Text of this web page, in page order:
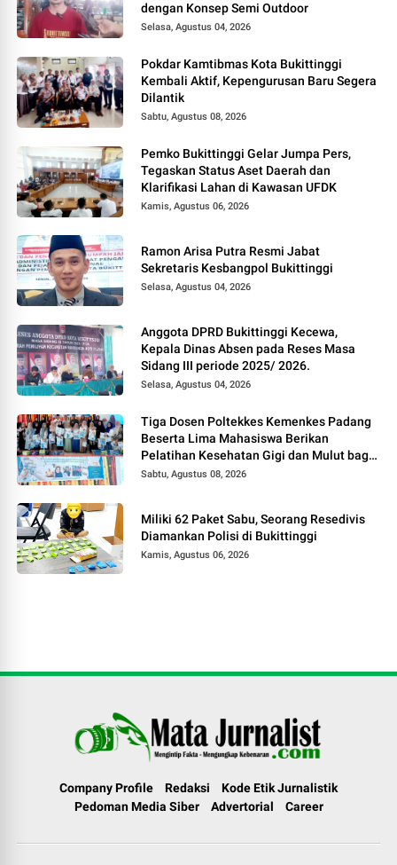
dengan Konsep Semi Outdoor
Selasa, Agustus 04, 2026
Pokdar Kamtibmas Kota Bukittinggi
Kembali Aktif, Kepengurusan Baru Segera
Dilantik
Sabtu, Agustus 08, 2026
Pemko Bukittinggi Gelar Jumpa Pers,
Tegaskan Status Aset Daerah dan
Klarifikasi Lahan di Kawasan UFDK
Kamis, Agustus 06, 2026
Ramon Arisa Putra Resmi Jabat
Sekretaris Kesbangpol Bukittinggi
Selasa, Agustus 04, 2026
Anggota DPRD Bukittinggi Kecewa,
Kepala Dinas Absen pada Reses Masa
Sidang III periode 2025/ 2026.
Selasa, Agustus 04, 2026
Tiga Dosen Poltekkes Kemenkes Padang
Beserta Lima Mahasiswa Berikan
Pelatihan Kesehatan Gigi dan Mulut bagi
Kader Posyandu di Kubang Putiah
Sabtu, Agustus 08, 2026
Miliki 62 Paket Sabu, Seorang Resedivis
Diamankan Polisi di Bukittinggi
Kamis, Agustus 06, 2026
Company Profile Redaksi
Kode Etik Jurnalistik
Pedoman Media Siber
Advertorial Career